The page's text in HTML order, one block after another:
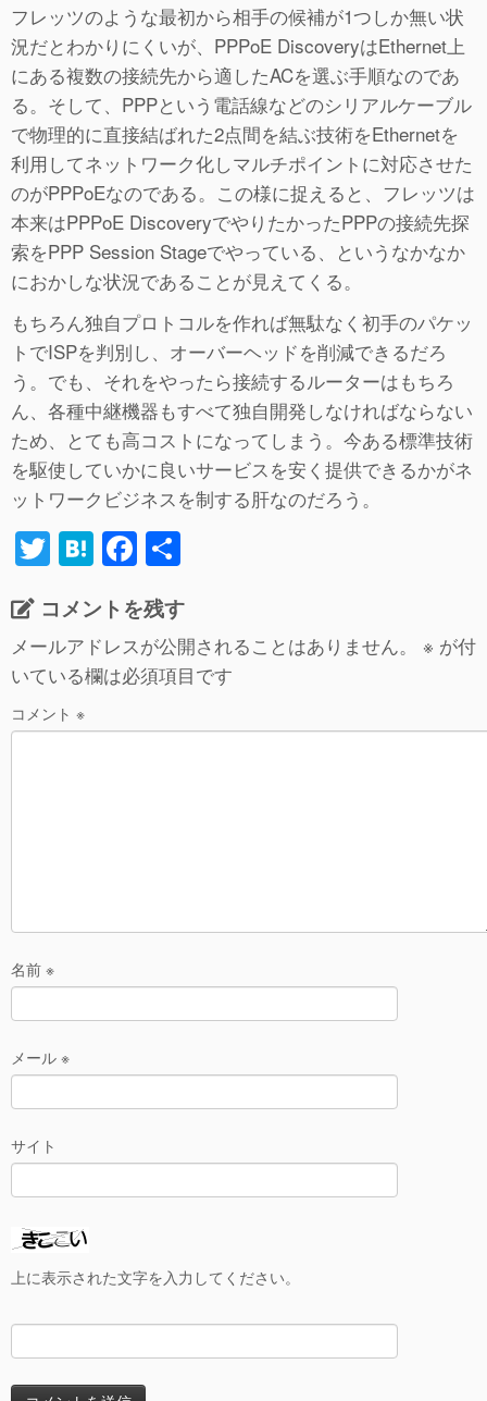
フレッツのような最初から相手の候補が1つしか無い状
況だとわかりにくいが、PPPoE DiscoveryはEthernet上
にある複数の接続先から適したACを選ぶ手順なのであ
る。そして、PPPという電話線などのシリアルケーブル
で物理的に直接結ばれた2点間を結ぶ技術をEthernetを
利用してネットワーク化しマルチポイントに対応させた
のがPPPoEなのである。この様に捉えると、フレッツは
本来はPPPoE DiscoveryでやりたかったPPPの接続先探
索をPPP Session Stageでやっている、というなかなか
におかしな状況であることが見えてくる。
もちろん独自プロトコルを作れば無駄なく初手のパケッ
トでISPを判別し、オーバーヘッドを削減できるだろ
う。でも、それをやったら接続するルーターはもちろ
ん、各種中継機器もすべて独自開発しなければならない
ため、とても高コストになってしまう。今ある標準技術
を駆使していかに良いサービスを安く提供できるかがネ
ットワークビジネスを制する肝なのだろう。
T
tt
er
H
e
n
a
F
a
c
e
b
o
コメントを残す
メールアドレスが公開されることはありません。 ※ が付
いている欄は必須項目です
コメント ※
名前 ※
メール ※
サイト
上に表示された文字を入力してください。